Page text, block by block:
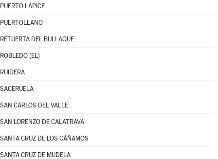
PUERTO LÁPICE
PUERTOLLANO
RETUERTA DEL BULLAQUE
ROBLEDO (EL)
RUIDERA
SACERUELA
SAN CARLOS DEL VALLE
SAN LORENZO DE CALATRAVA
SANTA CRUZ DE LOS CÁÑAMOS
SANTA CRUZ DE MUDELA